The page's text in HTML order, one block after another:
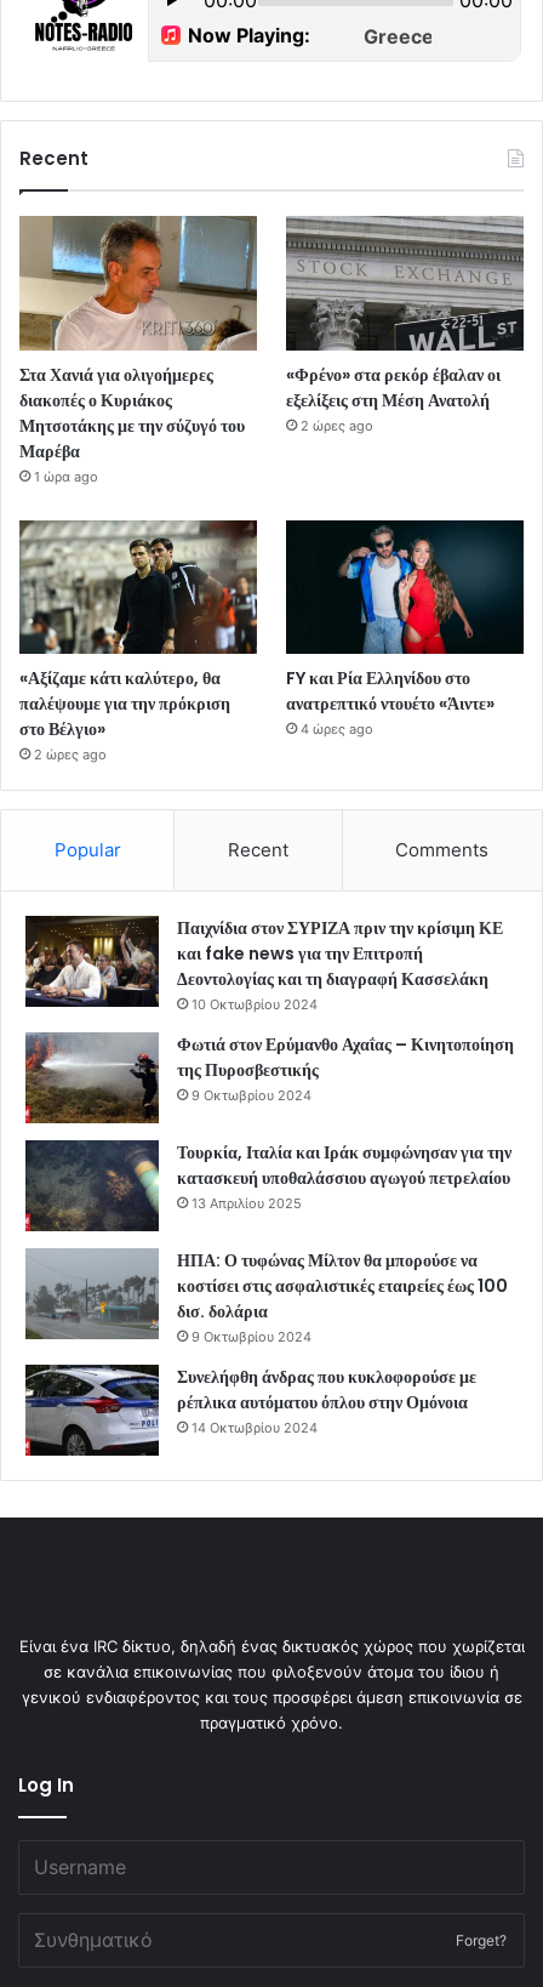
Recent
Στα Χανιά για ολιγοήμερες
διακοπές ο Κυριάκος
Μητσοτάκης με την σύζυγό του
Μαρέβα
1 ώρα ago
«Φρένο» στα ρεκόρ έβαλαν οι
εξελίξεις στη Μέση Ανατολή
2 ώρες ago
«Αξίζαμε κάτι καλύτερο, θα
παλέψουμε για την πρόκριση
στο Βέλγιο»
2 ώρες ago
FY και Ρία Ελληνίδου στο
ανατρεπτικό ντουέτο «Άιντε»
4 ώρες ago
Popular Recent Comments
Παιχνίδια στον ΣΥΡΙΖΑ πριν την κρίσιμη ΚΕ
και fake news για την Επιτροπή
Δεοντολογίας και τη διαγραφή Κασσελάκη
10 Οκτωβρίου 2024
Φωτιά στον Ερύμανθο Αχαΐας – Κινητοποίηση
της Πυροσβεστικής
9 Οκτωβρίου 2024
Τουρκία, Ιταλία και Ιράκ συμφώνησαν για την
κατασκευή υποθαλάσσιου αγωγού πετρελαίου
13 Απριλίου 2025
ΗΠΑ: Ο τυφώνας Μίλτον θα μπορούσε να
κοστίσει στις ασφαλιστικές εταιρείες έως 100
δισ. δολάρια
9 Οκτωβρίου 2024
Συνελήφθη άνδρας που κυκλοφορούσε με
ρέπλικα αυτόματου όπλου στην Ομόνοια
14 Οκτωβρίου 2024
Είναι ένα IRC δίκτυο, δηλαδή ένας δικτυακός χώρος που χωρίζεται
σε κανάλια επικοινωνίας που φιλοξενούν άτομα του ίδιου ή
γενικού ενδιαφέροντος και τους προσφέρει άμεση επικοινωνία σε
πραγματικό χρόνο.
Log In
Forget?